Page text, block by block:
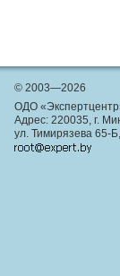
© 2003—2026
ОДО
Адрес: 220035, г.
ул. Тимирязева 65-